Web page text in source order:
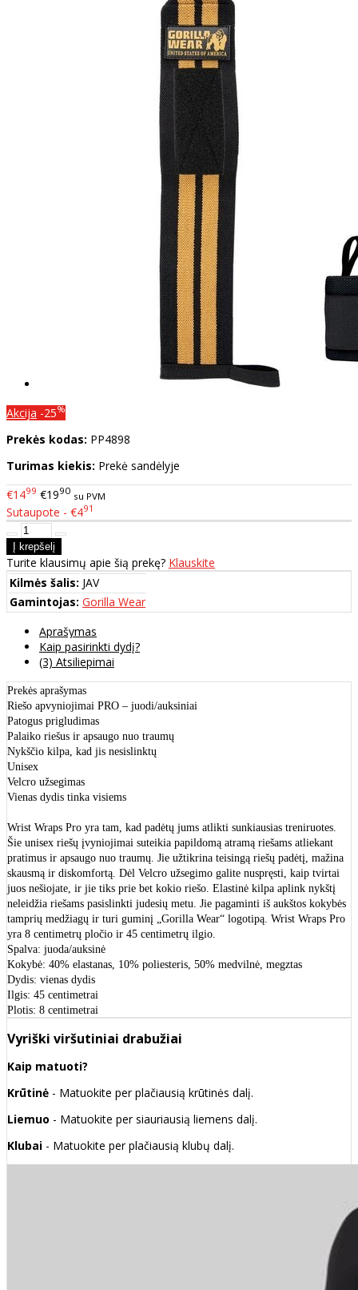
Akcija -25%
Prekės kodas: PP4898
Turimas kiekis: Prekė sandėlyje
€1499 €1990 su PVM
Sutaupote - €491
Turite klausimų apie šią prekę? Klauskite
Kilmės šalis: JAV
Gamintojas: Gorilla Wear
Aprašymas
Kaip pasirinkti dydį?
(3) Atsiliepimai
Prekės aprašymas
Riešo apvyniojimai PRO – juodi/auksiniai
Patogus prigludimas
Palaiko riešus ir apsaugo nuo traumų
Nykščio kilpa, kad jis nesislinktų
Unisex
Velcro užsegimas
Vienas dydis tinka visiems
Wrist Wraps Pro yra tam, kad padėtų jums atlikti sunkiausias treniruotes.
Šie unisex riešų įvyniojimai suteikia papildomą atramą riešams atliekant
pratimus ir apsaugo nuo traumų. Jie užtikrina teisingą riešų padėtį, mažina
skausmą ir diskomfortą. Dėl Velcro užsegimo galite nuspręsti, kaip tvirtai
juos nešiojate, ir jie tiks prie bet kokio riešo. Elastinė kilpa aplink nykštį
neleidžia riešams pasislinkti judesių metu. Jie pagaminti iš aukštos kokybės
tamprių medžiagų ir turi guminį „Gorilla Wear“ logotipą. Wrist Wraps Pro
yra 8 centimetrų pločio ir 45 centimetrų ilgio.
Spalva: juoda/auksinė
Kokybė: 40% elastanas, 10% poliesteris, 50% medvilnė, megztas
Dydis: vienas dydis
Ilgis: 45 centimetrai
Plotis: 8 centimetrai
Vyriški viršutiniai drabužiai
Kaip matuoti?
Krūtinė - Matuokite per plačiausią krūtinės dalį.
Liemuo - Matuokite per siauriausią liemens dalį.
Klubai - Matuokite per plačiausią klubų dalį.